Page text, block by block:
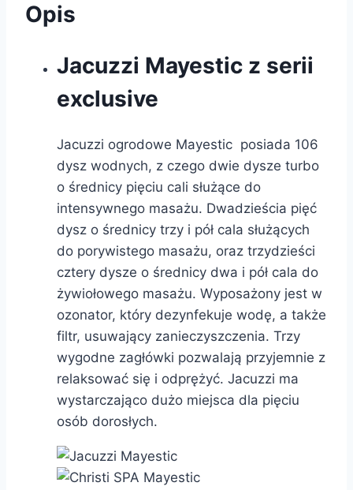
Opis
Jacuzzi Mayestic z serii
exclusive
Jacuzzi ogrodowe Mayestic posiada 106
dysz wodnych, z czego dwie dysze turbo
o średnicy pięciu cali służące do
intensywnego masażu. Dwadzieścia pięć
dysz o średnicy trzy i pół cala służących
do porywistego masażu, oraz trzydzieści
cztery dysze o średnicy dwa i pół cala do
żywiołowego masażu. Wyposażony jest w
ozonator, który dezynfekuje wodę, a także
filtr, usuwający zanieczyszczenia. Trzy
wygodne zagłówki pozwalają przyjemnie z
relaksować się i odprężyć. Jacuzzi ma
wystarczająco dużo miejsca dla pięciu
osób dorosłych.